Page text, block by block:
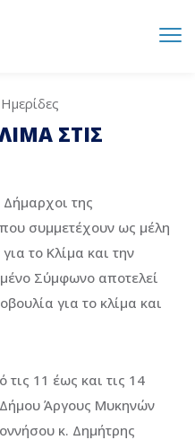
Ημερίδες
ΣΤΙΣ
Δήμαρχοι της
συμμετέχουν ως μέλη
το Κλίμα και την
Σύμφωνο αποτελεί
για το κλίμα και
τις 11 έως και τις 14
Άργους Μυκηνών
κ. Δημήτρης